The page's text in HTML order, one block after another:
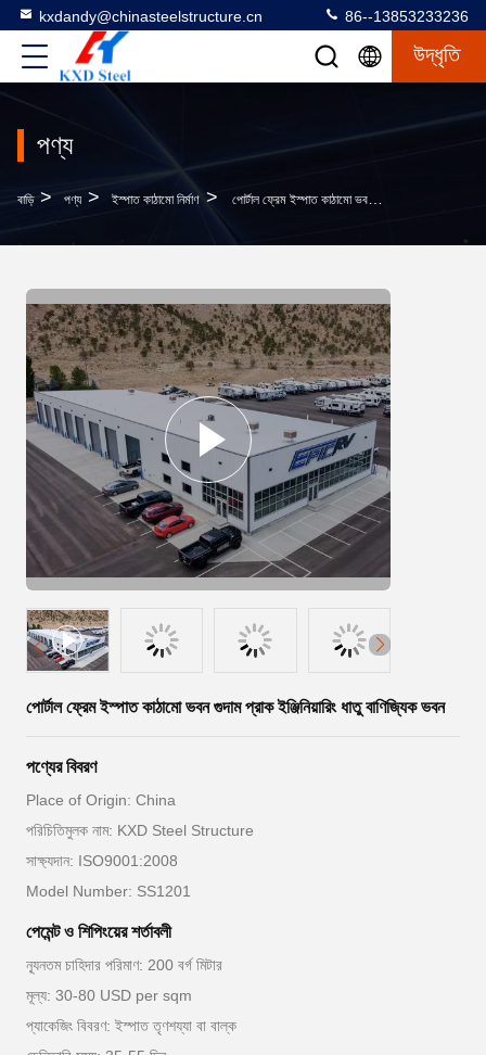
kxdandy@chinasteelstructure.cn 86--13853233236
উদ্ধৃতি
পণ্য
বাড়ি > পণ্য > ইস্পাত কাঠামো নির্মাণ > পোর্টাল ফ্রেম ইস্পাত কাঠামো ভবন গুদাম প্রাক ইঞ্জিনিয়ারিং ধাতু বাণিজ্যিক ভবন
পোর্টাল ফ্রেম ইস্পাত কাঠামো ভবন গুদাম প্রাক ইঞ্জিনিয়ারিং ধাতু বাণিজ্যিক ভবন
পণ্যের বিবরণ
Place of Origin: China
পরিচিতিমুলক নাম: KXD Steel Structure
সাক্ষ্যদান: ISO9001:2008
Model Number: SS1201
পেমেন্ট ও শিপিংয়ের শর্তাবলী
ন্যূনতম চাহিদার পরিমাণ: 200 বর্গ মিটার
মূল্য: 30-80 USD per sqm
প্যাকেজিং বিবরণ: ইস্পাত তৃণশয্যা বা বাল্ক